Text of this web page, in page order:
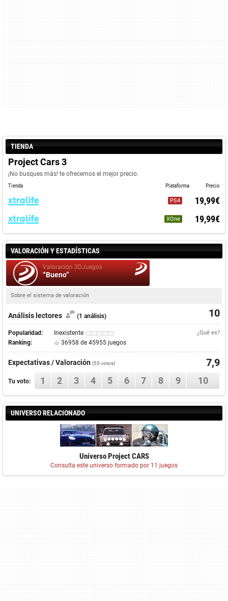
TIENDA
Project Cars 3
¡No busques más! te ofrecemos el mejor precio.
Tienda Plataforma Precio
PS4 19,99€
XOne 19,99€
VALORACIÓN Y ESTADÍSTICAS
Valoración 3DJuegos
“Bueno”
Sobre el sistema de valoración
10
Análisis lectores (1 análisis)
Popularidad: Inexistente ¿Qué es?
Ranking: 36958 de 45955 juegos
Expectativas / Valoración (55votos) 7,9
Tu voto: 1 2 3 4 5 6 7 8 9 10
UNIVERSO RELACIONADO
Universo Project CARS
Consulta este universo formado por 11 juegos